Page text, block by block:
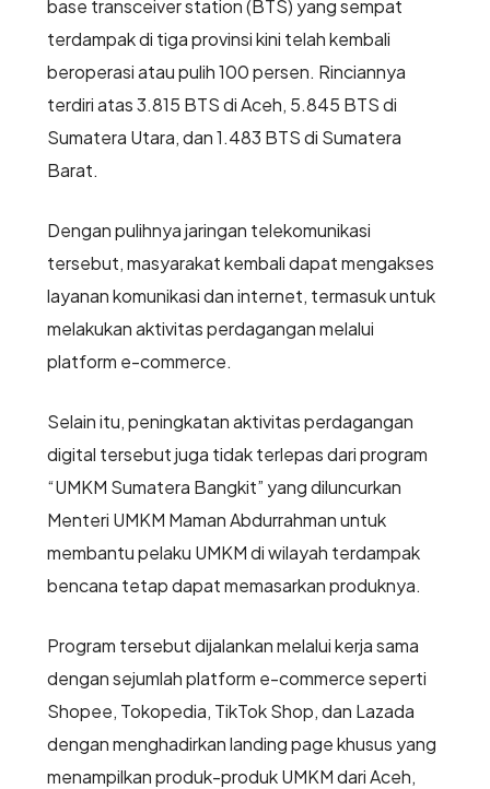
base transceiver station (BTS) yang sempat
terdampak di tiga provinsi kini telah kembali
beroperasi atau pulih 100 persen. Rinciannya
terdiri atas 3.815 BTS di Aceh, 5.845 BTS di
Sumatera Utara, dan 1.483 BTS di Sumatera
Barat.
Dengan pulihnya jaringan telekomunikasi
tersebut, masyarakat kembali dapat mengakses
layanan komunikasi dan internet, termasuk untuk
melakukan aktivitas perdagangan melalui
platform e-commerce.
Selain itu, peningkatan aktivitas perdagangan
digital tersebut juga tidak terlepas dari program
“UMKM Sumatera Bangkit” yang diluncurkan
Menteri UMKM Maman Abdurrahman untuk
membantu pelaku UMKM di wilayah terdampak
bencana tetap dapat memasarkan produknya.
Program tersebut dijalankan melalui kerja sama
dengan sejumlah platform e-commerce seperti
Shopee, Tokopedia, TikTok Shop, dan Lazada
dengan menghadirkan landing page khusus yang
menampilkan produk-produk UMKM dari Aceh,